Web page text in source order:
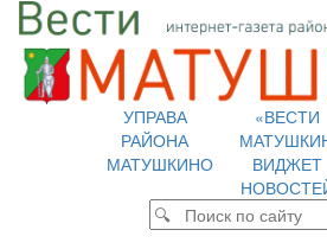
УПРАВА
РАЙОНА
МАТУШКИНО
«ВЕСТИ
ВИДЖЕТ